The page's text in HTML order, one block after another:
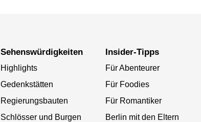
Sehenswürdigkeiten
Highlights
Gedenkstätten
Regierungsbauten
Schlösser und Burgen
Insider-Tipps
Für Abenteurer
Für Foodies
Für Romantiker
Berlin mit den Eltern